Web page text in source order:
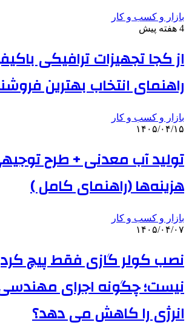
بازار و کسب و کار
4 هفته پیش
از کجا تجهیزات ترافیکی
راهنمای انتخاب بهترین
بازار و کسب و کار
۱۴۰۵/۰۴/۱۵
تولید آب معدنی + طرح
هزینه‌ها (راهنمای کامل )
بازار و کسب و کار
۱۴۰۵/۰۴/۰۷
نصب کولر گازی فقط پیچ
نیست؛ چگونه اجرای
انرژی را کاهش می دهد؟